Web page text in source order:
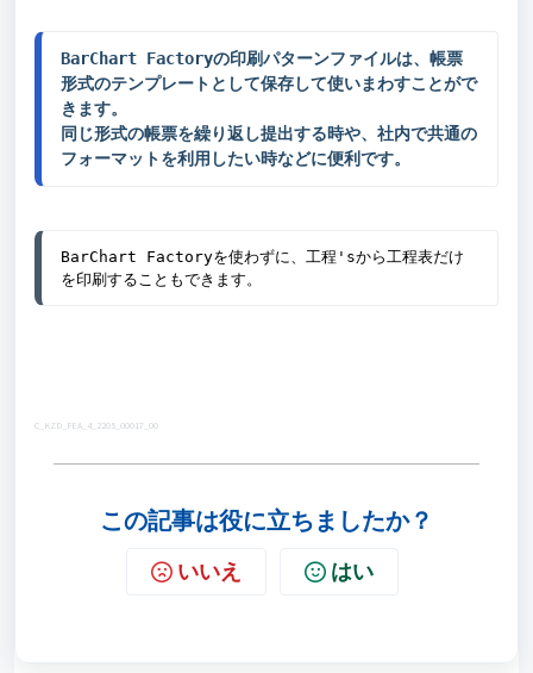
BarChart Factoryの印刷パターンファイルは、帳票
形式のテンプレートとして保存して使いまわすことがで
きます。
同じ形式の帳票を繰り返し提出する時や、社内で共通の
フォーマットを利用したい時などに便利です。
BarChart Factoryを使わずに、工程'sから工程表だけ
を印刷することもできます。
C_KZD_FEA_4_2205_00017_00
この記事は役に立ちましたか？
いいえ はい